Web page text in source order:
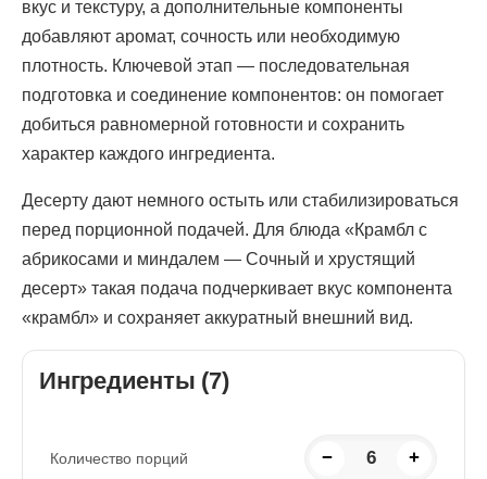
вкус и текстуру, а дополнительные компоненты
добавляют аромат, сочность или необходимую
плотность. Ключевой этап — последовательная
подготовка и соединение компонентов: он помогает
добиться равномерной готовности и сохранить
характер каждого ингредиента.
Десерту дают немного остыть или стабилизироваться
перед порционной подачей. Для блюда «Крамбл с
абрикосами и миндалем — Сочный и хрустящий
десерт» такая подача подчеркивает вкус компонента
«крамбл» и сохраняет аккуратный внешний вид.
Ингредиенты (7)
Количество порций − 6 +